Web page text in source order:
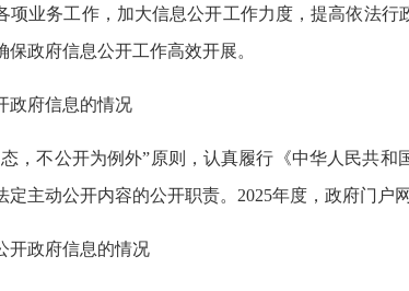
项业务工作，加大信息公开工作力度，提高依法
政府信息公开工作高效开展。
政府信息的情况
，不公开为例外”原则，认真履行《中华人民共
定主动公开内容的公开职责。2025年度，政府门户
开政府信息的情况